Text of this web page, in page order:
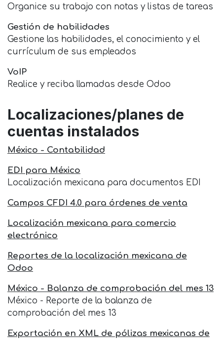
Organice su trabajo con notas y listas de tareas
Gestión de habilidades
Gestione las habilidades, el conocimiento y el
currículum de sus empleados
VoIP
Realice y reciba llamadas desde Odoo
Localizaciones/planes de
cuentas instalados
México - Contabilidad
EDI para México
Localización mexicana para documentos EDI
Campos CFDI 4.0 para órdenes de venta
Localización mexicana para comercio
electrónico
Reportes de la localización mexicana de
Odoo
México - Balanza de comprobación del mes 13
México - Reporte de la balanza de
comprobación del mes 13
Exportación en XML de pólizas mexicanas de